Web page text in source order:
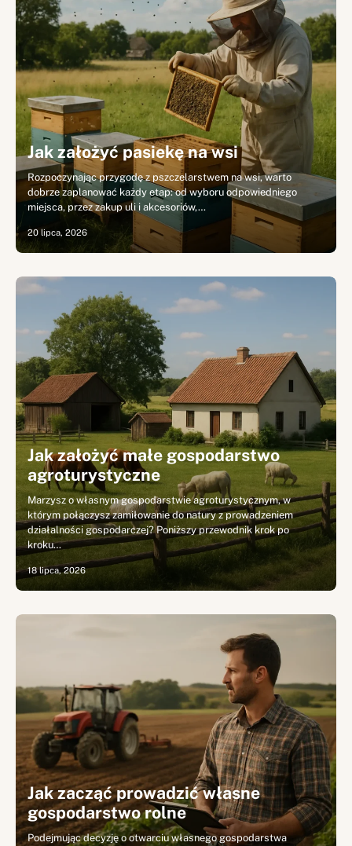
Jak założyć pasiekę na wsi
Rozpoczynając przygodę z pszczelarstwem na wsi, warto
dobrze zaplanować każdy etap: od wyboru odpowiedniego
miejsca, przez zakup uli i akcesoriów,…
20 lipca, 2026
Jak założyć małe gospodarstwo
agroturystyczne
Marzysz o własnym gospodarstwie agroturystycznym, w
którym połączysz zamiłowanie do natury z prowadzeniem
działalności gospodarczej? Poniższy przewodnik krok po
kroku…
18 lipca, 2026
Jak zacząć prowadzić własne
gospodarstwo rolne
Podejmując decyzję o otwarciu własnego gospodarstwa